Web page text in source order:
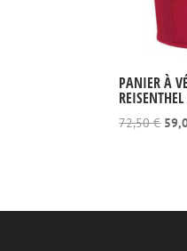
PANIER À
72,50€ Le